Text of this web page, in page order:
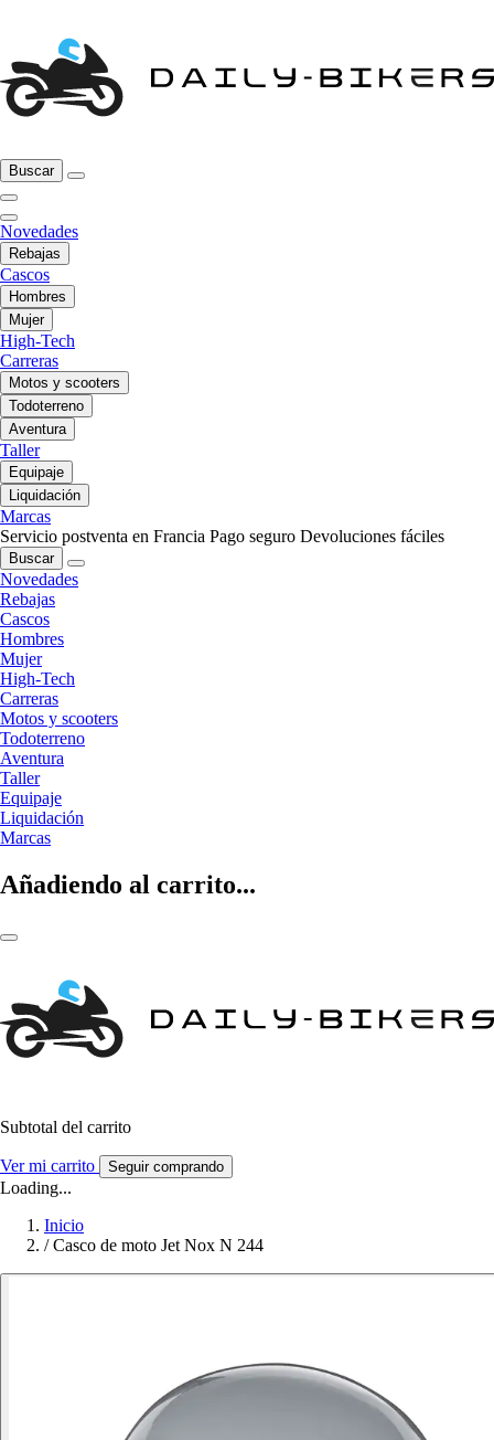
Buscar
Novedades
Rebajas
Cascos
Hombres
Mujer
High-Tech
Carreras
Motos y scooters
Todoterreno
Aventura
Taller
Equipaje
Liquidación
Marcas
Servicio postventa en Francia Pago seguro Devoluciones fáciles
Buscar
Novedades
Rebajas
Cascos
Hombres
Mujer
High-Tech
Carreras
Motos y scooters
Todoterreno
Aventura
Taller
Equipaje
Liquidación
Marcas
Añadiendo al carrito...
Subtotal del carrito
Ver mi carrito Seguir comprando
Loading...
Inicio
/ Casco de moto Jet Nox N 244